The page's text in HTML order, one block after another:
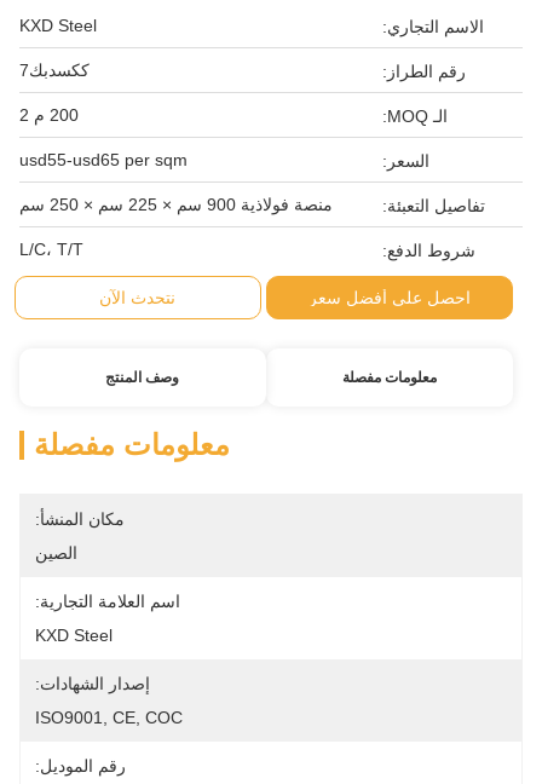
الاسم التجاري: KXD Steel
رقم الطراز: ككسدبك7
الـ MOQ: 200 م 2
السعر: usd55-usd65 per sqm
تفاصيل التعبئة: منصة فولاذية 900 سم × 225 سم × 250 سم
شروط الدفع: L/C، T/T
احصل على أفضل سعر نتحدث الآن
معلومات مفصلة وصف المنتج
معلومات مفصلة
مكان المنشأ:
الصين
اسم العلامة التجارية:
KXD Steel
إصدار الشهادات:
ISO9001, CE, COC
رقم الموديل: